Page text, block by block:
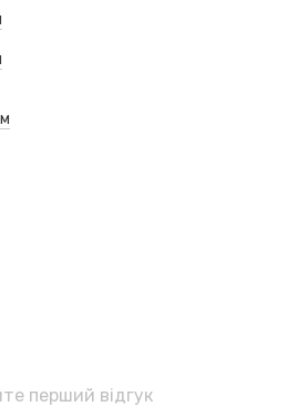
перший відгук